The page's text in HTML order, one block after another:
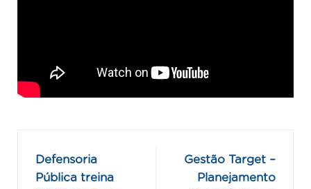
Defensoria
Pública treina
Gestão Target –
Planejamento